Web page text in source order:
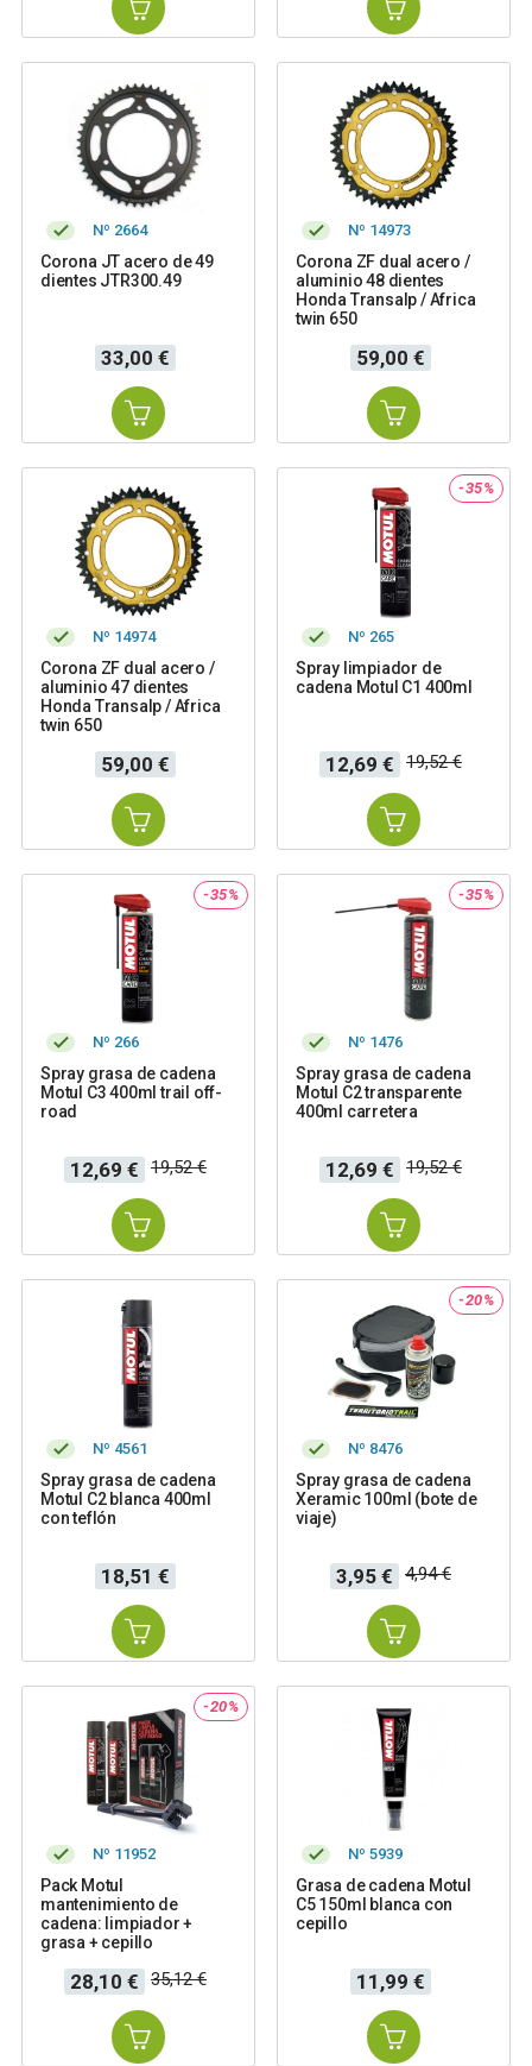
Nº 2664
Corona JT acero de 49
dientes JTR300.49
Precio
33,00 €
Nº 14973
Corona ZF dual acero /
aluminio 48 dientes
Honda Transalp / Africa
twin 650
Precio
59,00 €
Nº 14974
Corona ZF dual acero /
aluminio 47 dientes
Honda Transalp / Africa
twin 650
Precio
59,00 €
-35%
Nº 265
Spray limpiador de
cadena Motul C1 400ml
Precio
12,69 €
Precio
base
19,52 €
-35%
Nº 266
Spray grasa de cadena
Motul C3 400ml trail off-
road
Precio
12,69 €
Precio
base
19,52 €
-35%
Nº 1476
Spray grasa de cadena
Motul C2 transparente
400ml carretera
Precio
12,69 €
Precio
base
19,52 €
Nº 4561
Spray grasa de cadena
Motul C2 blanca 400ml
con teflón
Precio
18,51 €
-20%
Nº 8476
Spray grasa de cadena
Xeramic 100ml (bote de
viaje)
Precio
3,95 €
Precio
base
4,94 €
-20%
Nº 11952
Pack Motul
mantenimiento de
cadena: limpiador +
grasa + cepillo
Precio
28,10 €
Precio
base
35,12 €
Nº 5939
Grasa de cadena Motul
C5 150ml blanca con
cepillo
Precio
11,99 €